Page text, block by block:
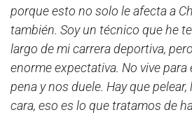
porque esto no solo le afecta a
también. Soy un técnico que he
largo de mi carrera deportiva,
enorme expectativa. No vive
pena y nos duele. Hay que
cara, eso es lo que tratamos de